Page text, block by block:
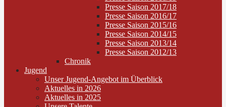
Presse Saison 2017/18
Presse Saison 2016/17
Presse Saison 2015/16
Presse Saison 2014/15
Presse Saison 2013/14
Presse Saison 2012/13
Chronik
Jugend
Unser Jugend-Angebot im Überblick
Aktuelles in 2026
Aktuelles in 2025